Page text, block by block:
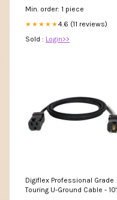
Min. order: 1 piece
★★★★★4.6 (11 reviews)
Sold : Login>>
Digiflex Professional Grade
Touring U-Ground Cable - 10'